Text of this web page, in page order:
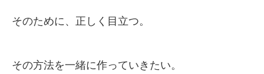
そのために、正しく目立つ。
その方法を一緒に作っていきたい。